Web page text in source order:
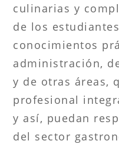
culinarias y
de los
conocimientos
administración,
y de otras áreas,
profesional
y así, puedan
del sector